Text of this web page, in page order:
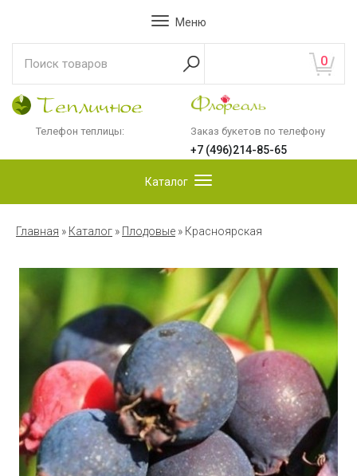
Меню
0
Телефон теплицы: Заказ букетов по телефону
+7 (496)214-85-65
Каталог
Главная » Каталог » Плодовые » Красноярская